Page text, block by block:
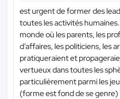
est urgent de former des
toutes les activités
monde où les parents, les
d’affaires, les politiciens, les
pratiqueraient et
vertueux dans toutes les
particulièrement parmi les
(forme est fond de se genre)